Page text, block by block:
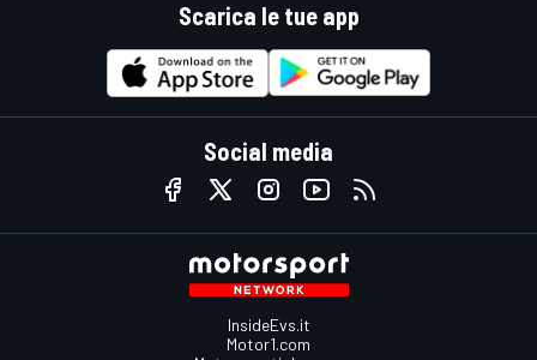
Scarica le tue app
Social media
InsideEvs.it
Motor1.com